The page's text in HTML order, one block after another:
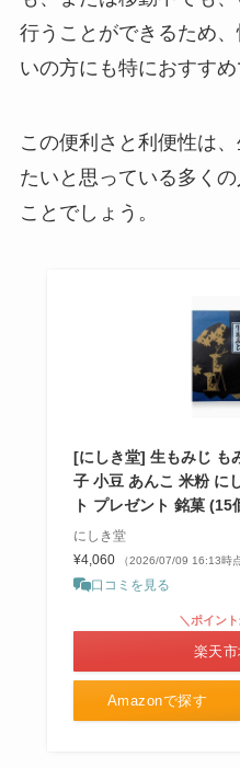
行うことができるため
いの方にも特におすすめ
この便利さと利便性は
たいと思っている多く
ことでしょう。
[にしき堂] 生もみじ も
子 小豆 あんこ 米粉 に
ト プレゼント 銘菓 (15
にしき堂
¥4,060
（2026/07/09 16:13時
口コミを見る
Amazonで探す
＼ポイン
楽天